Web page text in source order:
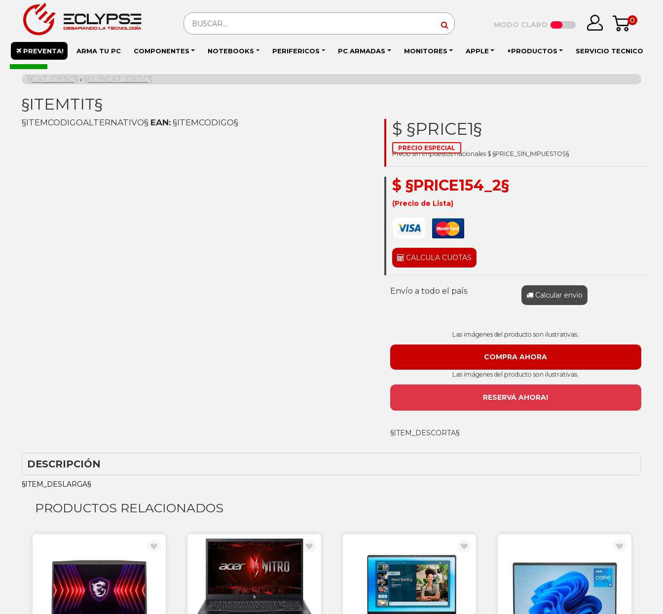
0
MODO CLARO
PREVENTA! ARMA TU PC COMPONENTES NOTEBOOKS PERIFERICOS PC ARMADAS MONITORES APPLE +PRODUCTOS SERVICIO TECNICO
§CAT_DESC§ › §SUBCAT_DESC§
§ITEMTIT§
§ITEMCODIGOALTERNATIVO§ EAN: §ITEMCODIGO§ $ §PRICE1§
PRECIO ESPECIAL
Precio sin impuestos nacionales $ §PRICE_SIN_IMPUESTOS§
$ §PRICE154_2§
(Precio de Lista)
CALCULA CUOTAS
Envío a todo el país Calcular envío
En stock
Las imágenes del producto son ilustrativas.
Las imágenes del producto son ilustrativas.
RESERVÁ AHORA!
§ITEM_DESCORTA§
DESCRIPCIÓN
§ITEM_DESLARGA§
PRODUCTOS RELACIONADOS